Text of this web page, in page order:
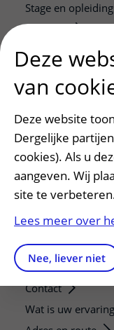
Stage en
Research
Strategic programs
Research groups
Researchers
Research
Verwijzers
Mijn patiënt
Teleconsult
Service, contact
Contact
Wat is uw
Deze
van
Deze website
Dergelijke
cookies). Als u
aangeven. Wij
site te
Lees meer over
Nee, liever niet